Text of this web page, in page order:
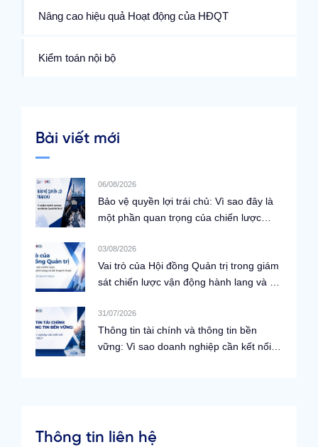
Nâng cao hiệu quả Hoạt động của HĐQT
Kiểm toán nội bộ
Bài viết mới
06/08/2026
Bảo vệ quyền lợi trái chủ: Vì sao đây là
một phần quan trọng của chiến lược
03/08/2026
Vai trò của Hội đồng Quản trị trong giám
sát chiến lược vận động hành lang và kế
Công ty G20/OECD 2023
31/07/2026
Thông tin tài chính và thông tin bền
vững: Vì sao doanh nghiệp cần kết nối
Thông tin liên hệ